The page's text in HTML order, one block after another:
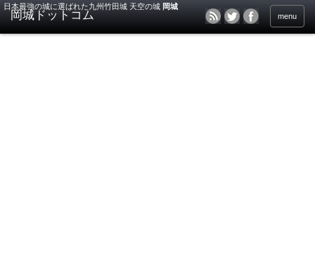
日本最強の城に選ばれた九州竹田城 天空の城 岡城
menu